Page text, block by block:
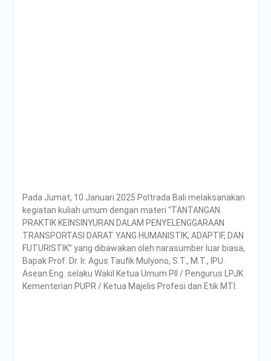
Pada Jumat, 10 Januari 2025 Poltrada Bali melaksanakan
kegiatan kuliah umum dengan materi “TANTANGAN
PRAKTIK KEINSINYURAN DALAM PENYELENGGARAAN
TRANSPORTASI DARAT YANG HUMANISTIK, ADAPTIF, DAN
FUTURISTIK” yang dibawakan oleh narasumber luar biasa,
Bapak Prof. Dr. Ir. Agus Taufik Mulyono, S.T., M.T., IPU.
Asean Eng. selaku Wakil Ketua Umum PII / Pengurus LPJK
Kementerian PUPR / Ketua Majelis Profesi dan Etik MTI.